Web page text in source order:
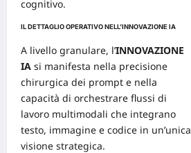
cognitivo.
IL DETTAGLIO OPERATIVO NELL’INNOVAZIONE IA
A livello granulare, l’INNOVAZIONE
IA si manifesta nella precisione
chirurgica dei prompt e nella
capacità di orchestrare flussi di
lavoro multimodali che integrano
testo, immagine e codice in un’unica
visione strategica.